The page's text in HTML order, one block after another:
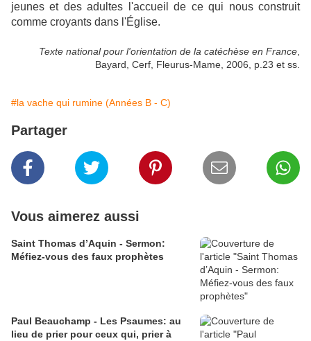
jeunes et des adultes l'accueil de ce qui nous construit
comme croyants dans l'Église.
Texte national pour l'orientation de la catéchèse en France
Bayard, Cerf, Fleurus-Mame, 2006, p.23 et ss.
#la vache qui rumine (Années B - C)
Partager
Vous aimerez aussi
Saint Thomas d’Aquin - Sermon:
Méfiez-vous des faux prophètes
Paul Beauchamp - Les Psaumes: au
lieu de prier pour ceux qui, prier à